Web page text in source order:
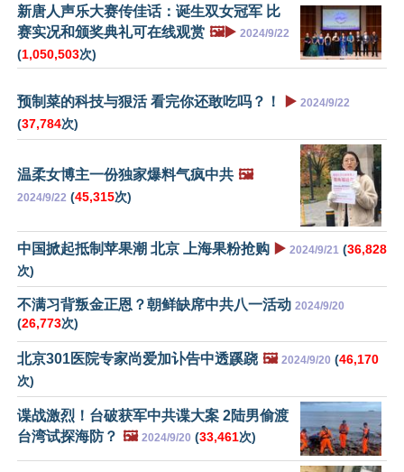
新唐人声乐大赛传佳话：诞生双女冠军 比
赛实况和颁奖典礼可在线观赏 🖼️▶️ 2024/9/22
(1,050,503次)
预制菜的科技与狠活 看完你还敢吃吗？！ ▶️ 2024/9/22
(37,784次)
温柔女博主一份独家爆料气疯中共 🖼️
2024/9/22 (45,315次)
中国掀起抵制苹果潮 北京 上海果粉抢购 ▶️ 2024/9/21 (36,828
次)
不满习背叛金正恩？朝鲜缺席中共八一活动 2024/9/20
(26,773次)
北京301医院专家尚爱加讣告中透蹊跷 🖼️ 2024/9/20 (46,170
次)
谍战激烈！台破获军中共谍大案 2陆男偷渡
台湾试探海防？ 🖼️ 2024/9/20 (33,461次)